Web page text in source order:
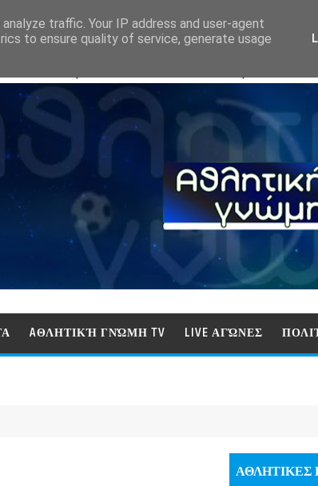
AΘΛΗΤΙΚΉ ΓΝΏΜΗ TV LIVE ΑΓΏΝΕΣ
ΑΘΛΗΤΙΚΕΣ
traffic. Your IP address and user-agent
to ensure quality of service, generate usage